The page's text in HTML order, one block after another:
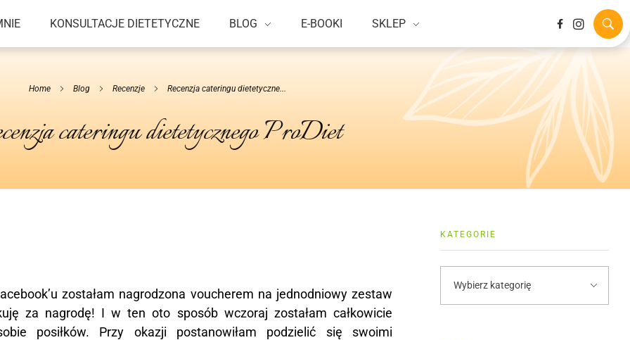
KONSULTACJE DIETETYCZNE BLOG E-BOOKI SKLEP
Home Blog Recenzje Recenzja cateringu dietetyczne...
cateringu dietetycznego ProDiet
zostałam nagrodzona voucherem na jednodniowy zestaw
za nagrodę! I w ten oto sposób wczoraj zostałam całkowicie
posiłków. Przy okazji postanowiłam podzielić się swoimi
KATEGORIE